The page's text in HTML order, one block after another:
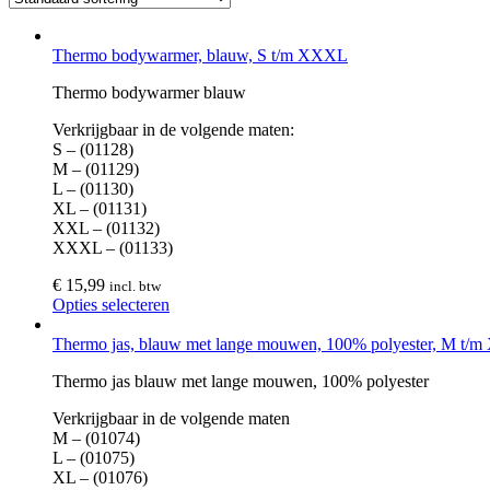
Thermo bodywarmer, blauw, S t/m XXXL
Thermo bodywarmer blauw
Verkrijgbaar in de volgende maten:
S – (01128)
M – (01129)
L – (01130)
XL – (01131)
XXL – (01132)
XXXL – (01133)
€ 15,99 incl. btw
Opties selecteren
Thermo jas, blauw met lange mouwen, 100% polyester, M t/
Thermo jas blauw met lange mouwen, 100% polyester
Verkrijgbaar in de volgende maten
M – (01074)
L – (01075)
XL – (01076)